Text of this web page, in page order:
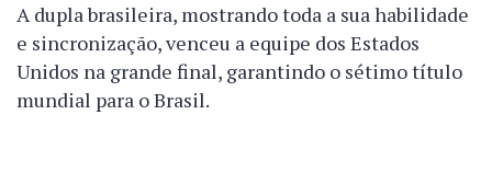
A dupla brasileira, mostrando toda a sua habilidade
e sincronização, venceu a equipe dos Estados
Unidos na grande final, garantindo o sétimo título
mundial para o Brasil.